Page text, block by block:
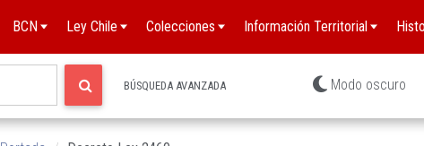
BCN Ley Chile Colecciones Información Territorial
BÚSQUEDA AVANZADA Modo oscuro